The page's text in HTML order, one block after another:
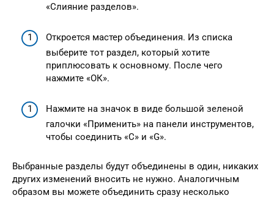
«Слияние разделов».
Откроется мастер объединения. Из списка
выберите тот раздел, который хотите
приплюсовать к основному. После чего
нажмите «ОК».
Нажмите на значок в виде большой зеленой
галочки «Применить» на панели инструментов,
чтобы соединить «C» и «G».
Выбранные разделы будут объединены в один, никаких
других изменений вносить не нужно. Аналогичным
образом вы можете объединить сразу несколько